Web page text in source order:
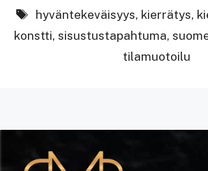
avainsanat
hyväntekeväisyys, kierrätys,
konstti, sisustustapahtuma,
tilamuotoilu